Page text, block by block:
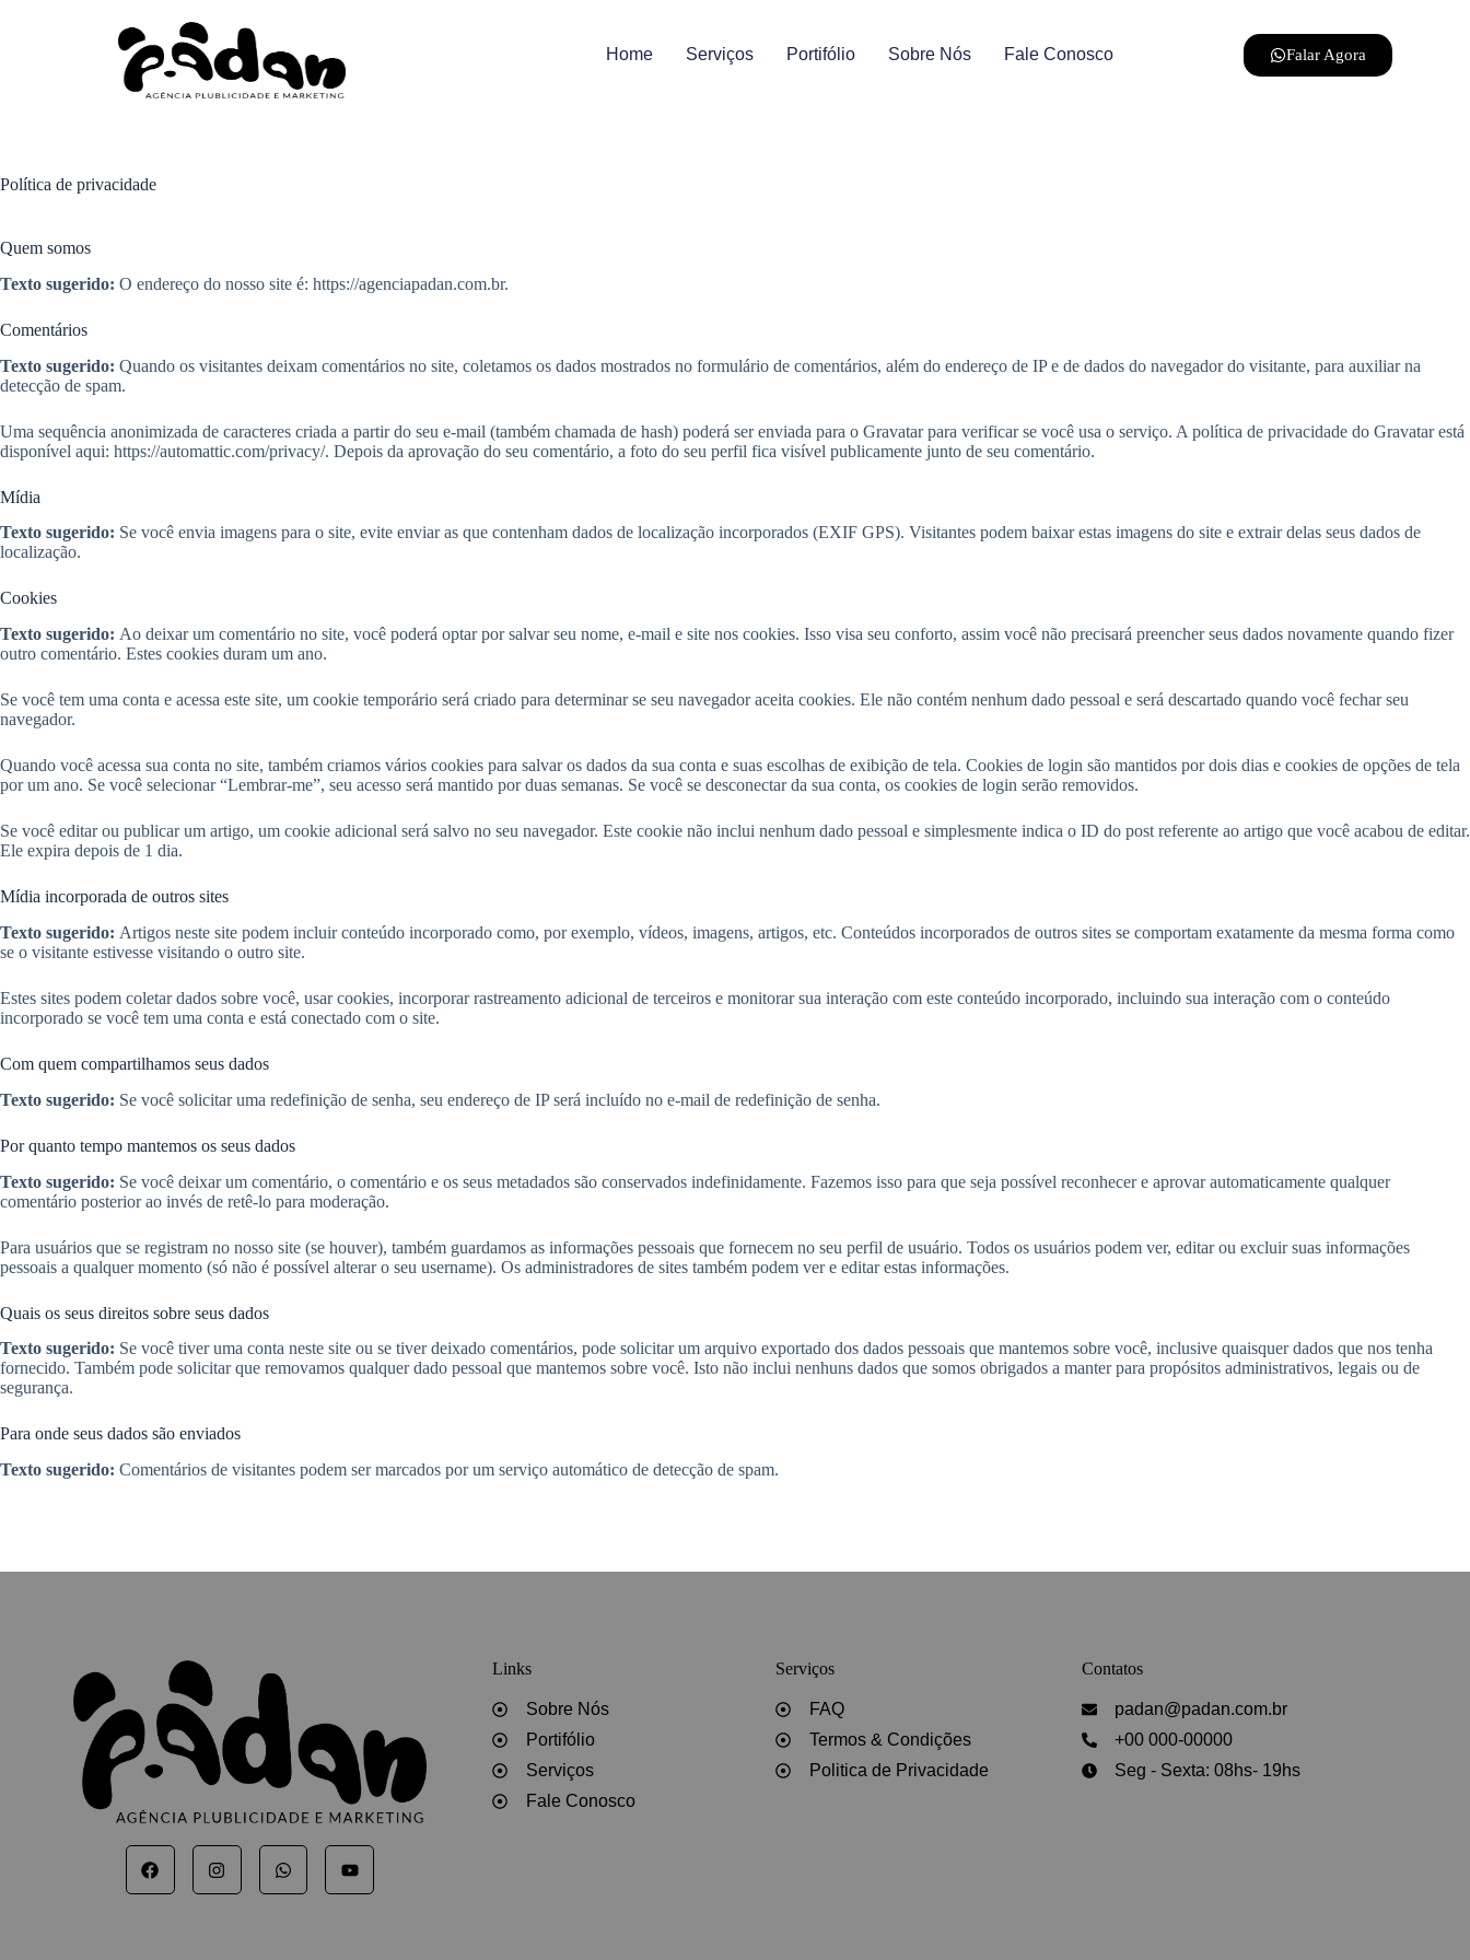
Home Serviços Portifólio Sobre Nós Fale Conosco Falar Agora
Política de privacidade
Quem somos
Texto sugerido: O endereço do nosso site é: https://agenciapadan.com.br.
Comentários
Texto sugerido: Quando os visitantes deixam comentários no site, coletamos os dados mostrados no formulário de comentários, além do endereço de IP e de dados do navegador do visitante, para auxiliar na
detecção de spam.
Uma sequência anonimizada de caracteres criada a partir do seu e-mail (também chamada de hash) poderá ser enviada para o Gravatar para verificar se você usa o serviço. A política de privacidade do Gravatar está
disponível aqui: https://automattic.com/privacy/. Depois da aprovação do seu comentário, a foto do seu perfil fica visível publicamente junto de seu comentário.
Mídia
Texto sugerido: Se você envia imagens para o site, evite enviar as que contenham dados de localização incorporados (EXIF GPS). Visitantes podem baixar estas imagens do site e extrair delas seus dados de
localização.
Cookies
Texto sugerido: Ao deixar um comentário no site, você poderá optar por salvar seu nome, e-mail e site nos cookies. Isso visa seu conforto, assim você não precisará preencher seus dados novamente quando fizer
outro comentário. Estes cookies duram um ano.
Se você tem uma conta e acessa este site, um cookie temporário será criado para determinar se seu navegador aceita cookies. Ele não contém nenhum dado pessoal e será descartado quando você fechar seu
navegador.
Quando você acessa sua conta no site, também criamos vários cookies para salvar os dados da sua conta e suas escolhas de exibição de tela. Cookies de login são mantidos por dois dias e cookies de opções de tela
por um ano. Se você selecionar “Lembrar-me”, seu acesso será mantido por duas semanas. Se você se desconectar da sua conta, os cookies de login serão removidos.
Se você editar ou publicar um artigo, um cookie adicional será salvo no seu navegador. Este cookie não inclui nenhum dado pessoal e simplesmente indica o ID do post referente ao artigo que você acabou de editar.
Ele expira depois de 1 dia.
Mídia incorporada de outros sites
Texto sugerido: Artigos neste site podem incluir conteúdo incorporado como, por exemplo, vídeos, imagens, artigos, etc. Conteúdos incorporados de outros sites se comportam exatamente da mesma forma como
se o visitante estivesse visitando o outro site.
Estes sites podem coletar dados sobre você, usar cookies, incorporar rastreamento adicional de terceiros e monitorar sua interação com este conteúdo incorporado, incluindo sua interação com o conteúdo
incorporado se você tem uma conta e está conectado com o site.
Com quem compartilhamos seus dados
Texto sugerido: Se você solicitar uma redefinição de senha, seu endereço de IP será incluído no e-mail de redefinição de senha.
Por quanto tempo mantemos os seus dados
Texto sugerido: Se você deixar um comentário, o comentário e os seus metadados são conservados indefinidamente. Fazemos isso para que seja possível reconhecer e aprovar automaticamente qualquer
comentário posterior ao invés de retê-lo para moderação.
Para usuários que se registram no nosso site (se houver), também guardamos as informações pessoais que fornecem no seu perfil de usuário. Todos os usuários podem ver, editar ou excluir suas informações
pessoais a qualquer momento (só não é possível alterar o seu username). Os administradores de sites também podem ver e editar estas informações.
Quais os seus direitos sobre seus dados
Texto sugerido: Se você tiver uma conta neste site ou se tiver deixado comentários, pode solicitar um arquivo exportado dos dados pessoais que mantemos sobre você, inclusive quaisquer dados que nos tenha
fornecido. Também pode solicitar que removamos qualquer dado pessoal que mantemos sobre você. Isto não inclui nenhuns dados que somos obrigados a manter para propósitos administrativos, legais ou de
segurança.
Para onde seus dados são enviados
Texto sugerido: Comentários de visitantes podem ser marcados por um serviço automático de detecção de spam.
Links
Sobre Nós
Portifólio
Serviços
Fale Conosco
Serviços
FAQ
Termos & Condições
Politica de Privacidade
Contatos
padan@padan.com.br
+00 000-00000
Seg - Sexta: 08hs- 19hs